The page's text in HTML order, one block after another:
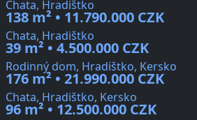
Chata, Hradištko
138 m² • 11.790.000 CZK
Chata, Hradištko
39 m² • 4.500.000 CZK
Rodinný dom, Hradištko, Kersko
176 m² • 21.990.000 CZK
Chata, Hradištko, Kersko
96 m² • 12.500.000 CZK